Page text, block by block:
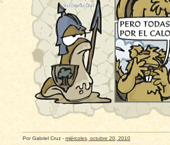
PorGabriel Cruz - miércoles, octubre 20, 2010